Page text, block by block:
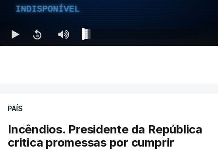
INDISPONÍVEL
PAÍS
Incêndios. Presidente da República
critica promessas por cumprir